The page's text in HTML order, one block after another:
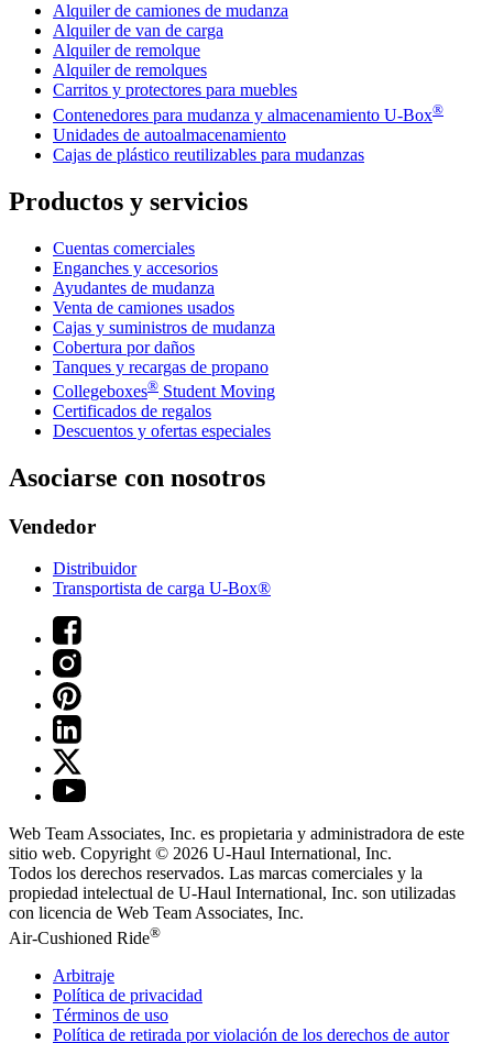
Alquiler de camiones de mudanza
Alquiler de van de carga
Alquiler de remolque
Alquiler de remolques
Carritos y protectores para muebles
Contenedores para mudanza y almacenamiento U-Box®
Unidades de autoalmacenamiento
Cajas de plástico reutilizables para mudanzas
Productos y servicios
Cuentas comerciales
Enganches y accesorios
Ayudantes de mudanza
Venta de camiones usados
Cajas y suministros de mudanza
Cobertura por daños
Tanques y recargas de propano
Collegeboxes® Student Moving
Certificados de regalos
Descuentos y ofertas especiales
Asociarse con nosotros
Vendedor
Distribuidor
Transportista de carga U-Box®
Web Team Associates, Inc. es propietaria y administradora de este
sitio web. Copyright © 2026 U-Haul International, Inc.
Todos los derechos reservados. Las marcas comerciales y la
propiedad intelectual de U-Haul International, Inc. son utilizadas
con licencia de Web Team Associates, Inc.
Air-Cushioned Ride®
Arbitraje
Política de privacidad
Términos de uso
Política de retirada por violación de los derechos de autor